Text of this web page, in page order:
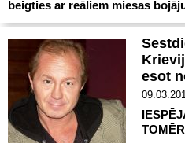
beigties ar reāliem miesas
esot